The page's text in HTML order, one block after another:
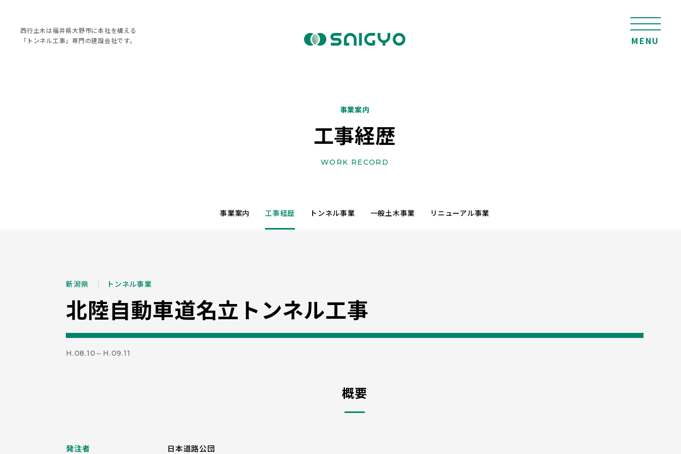
西行土木は福井県大野市に本社を構える
「トンネル工事」専門の建設会社です。
MENU
事業案内
工事経歴
WORK RECORD
事業案内 工事経歴 トンネル事業 一般土木事業 リニューアル事業
新潟県 トンネル事業
北陸自動車道名立トンネル工事
H.08.10～H.09.11
概要
発注者 日本道路公団